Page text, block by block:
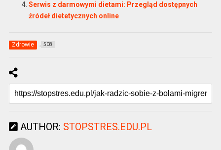
Serwis z darmowymi dietami: Przegląd dostępnych
źródeł dietetycznych online
Zdrowie 508
AUTHOR: STOPSTRES.EDU.PL